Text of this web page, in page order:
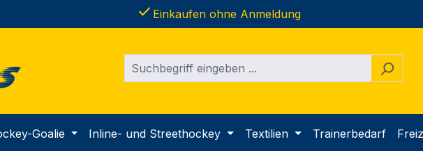
done Einkaufen ohne Anmeldung
Goalie Inline- und Streethockey Textilien Trainerbedarf